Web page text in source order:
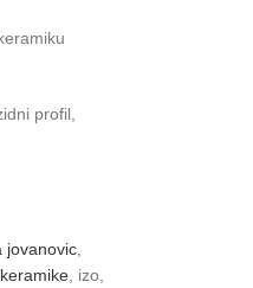
profil,
jovanovic,
, izo,